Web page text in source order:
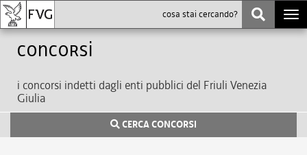
Concorsi
i concorsi indetti dagli enti pubblici del Friuli Venezia
Giulia
CERCA CONCORSI